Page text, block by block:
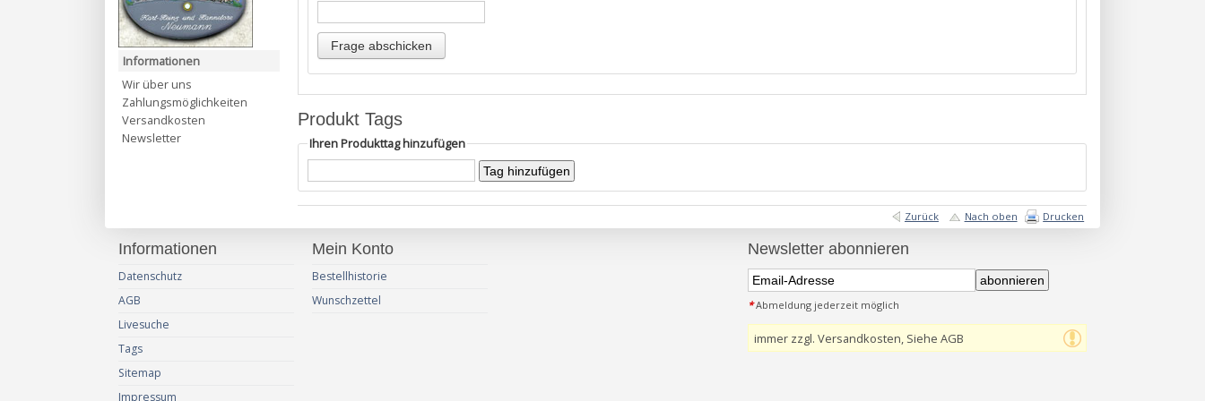
Produkt Tags
Ihren Produkttag hinzufügen
Zurück Nach oben Drucken
Informationen
Wir über uns
Zahlungsmöglichkeiten
Versandkosten
Newsletter
Informationen
Datenschutz
AGB
Livesuche
Tags
Sitemap
Impressum
Mein Konto
Bestellhistorie
Wunschzettel
Newsletter abonnieren
abonnieren
*Abmeldung jederzeit möglich
immer zzgl. Versandkosten, Siehe AGB